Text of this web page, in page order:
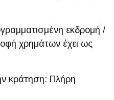
εκδρομή /
χρημάτων έχει ως
κράτηση: Πλήρη